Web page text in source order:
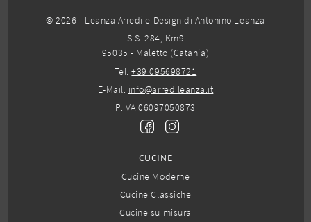
© 2026 - Leanza Arredi e Design di Antonino Leanza
S.S. 284, Km9
95035 - Maletto (Catania)
Tel.+39 095698721
E-Mail. info@arredileanza.it
P.IVA 06097050873
CUCINE
Cucine Moderne
Cucine Classiche
Cucine su misura